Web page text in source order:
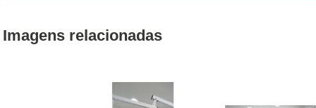
Imagens relacionadas